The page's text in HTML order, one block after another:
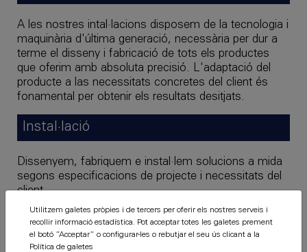
A les nostres intal·lacions disposem de la tecnologia i
maquinària d'última generació, necessària per dur a
terme el disseny i fabricació de tots els productes
que oferim amb absoluta precisió. L'adaptació del
producte a las necessitats concretes del client és
fonamental per obtenir els resultats desitjats.
Instal·lació
Dissenyem, fabriquem e instal·lem solucions a mida
segons especificacions de projecte i necessitats del
client.
Els nostres equips de muntatge, al costat dels
tècnics de control d'instal·lació, duran a terme
qualsevol solució acústica que necessiti.
Utilitzem galetes pròpies i de tercers per oferir els nostres serveis i
recollir informació estadística. Pot acceptar totes les galetes prement
el botó ”Acceptar” o configurar-les o rebutjar el seu ús clicant a la
Política de galetes